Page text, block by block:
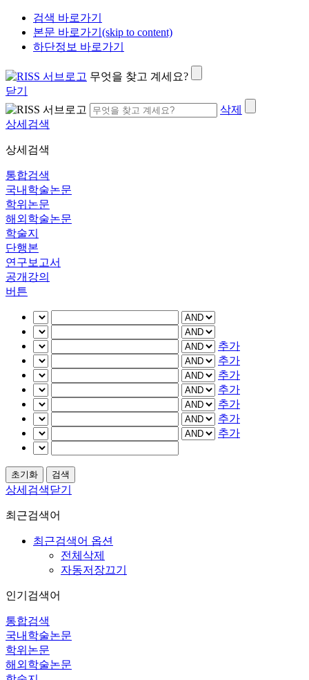
검색 바로가기
본문 바로가기(skip to content)
하단정보 바로가기
무엇을 찾고 계세요?
닫기
삭제
상세검색
상세검색
통합검색
국내학술논문
학위논문
해외학술논문
학술지
단행본
연구보고서
공개강의
버튼
추가
추가
추가
추가
추가
추가
추가
상세검색닫기
최근검색어
최근검색어 옵션
전체삭제
자동저장끄기
인기검색어
통합검색
국내학술논문
학위논문
해외학술논문